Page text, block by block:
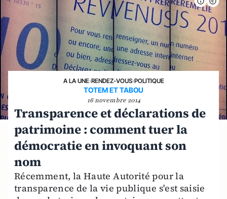
A LA UNE›RENDEZ-VOUS›POLITIQUE
TOTEM ET TABOU
16 novembre 2014
Transparence et déclarations de
patrimoine : comment tuer la
démocratie en invoquant son
nom
Récemment, la Haute Autorité pour la
transparence de la vie publique s'est saisie